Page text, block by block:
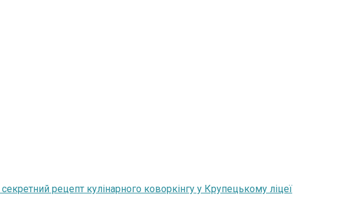
рецепт кулінарного коворкінгу у Крупецькому ліцеї